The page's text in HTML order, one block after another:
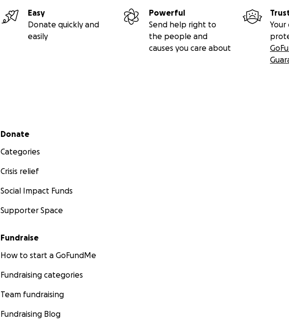
Easy
Donate quickly and
easily
Powerful
Send help right to
the people and
causes you care about
Your
Secondary menu
Donate
Categories
Crisis relief
Social Impact Funds
Supporter Space
Fundraise
How to start a GoFundMe
Fundraising categories
Team fundraising
Fundraising Blog